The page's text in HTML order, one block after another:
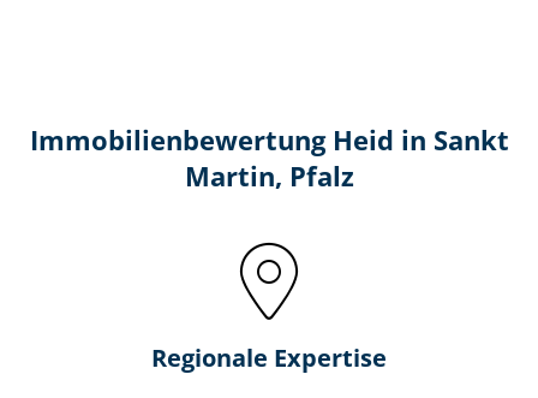
Immobilien­bewertung Heid in Sankt
Martin, Pfalz
Regionale Expertise